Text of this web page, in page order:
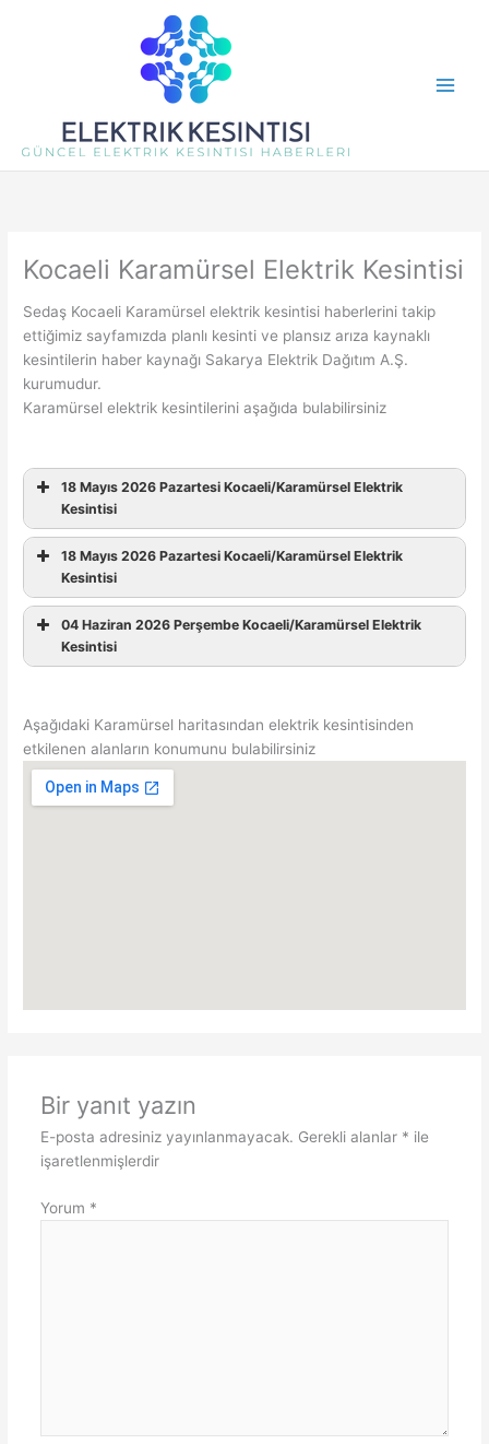
Kocaeli Karamürsel Elektrik Kesintisi
Sedaş Kocaeli Karamürsel elektrik kesintisi haberlerini takip
ettiğimiz sayfamızda planlı kesinti ve plansız arıza kaynaklı
kesintilerin haber kaynağı Sakarya Elektrik Dağıtım A.Ş.
kurumudur.
Karamürsel elektrik kesintilerini aşağıda bulabilirsiniz
18 Mayıs 2026 Pazartesi Kocaeli/Karamürsel Elektrik
Kesintisi
18 Mayıs 2026 Pazartesi Kocaeli/Karamürsel Elektrik
Kesintisi
04 Haziran 2026 Perşembe Kocaeli/Karamürsel Elektrik
Kesintisi
Aşağıdaki Karamürsel haritasından elektrik kesintisinden
etkilenen alanların konumunu bulabilirsiniz
Bir yanıt yazın
E-posta adresiniz yayınlanmayacak. Gerekli alanlar * ile
işaretlenmişlerdir
Yorum *